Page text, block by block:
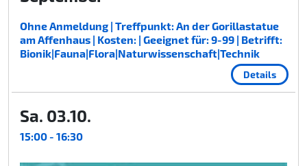
Ohne Anmeldung | Treffpunkt: An der Gorillastatue
am Affenhaus | Kosten: | Geeignet für: 9-99 | Betrifft:
Bionik|Fauna|Flora|Naturwissenschaft|Technik
Details
Sa. 03.10.
15:00 - 16:30